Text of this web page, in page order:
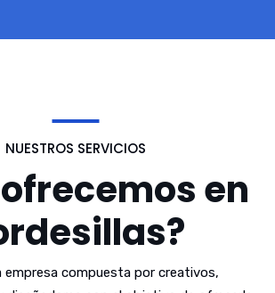
NUESTROS SERVICIOS
en
empresa compuesta por creativos,